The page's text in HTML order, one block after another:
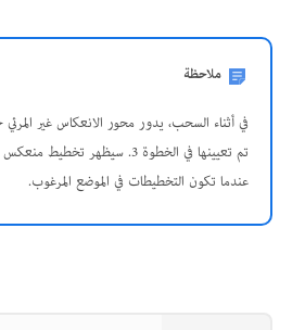
ملاحظة
في أثناء السحب، يدور محور الانعكاس غير المرئي
تم تعيينها في الخطوة 3. سيظهر
عندما تكون التخطيطات في الموضع المرغوب.